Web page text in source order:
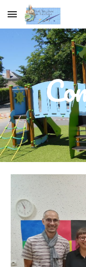
Skip to main content